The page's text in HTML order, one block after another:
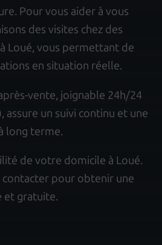
Pour vous aider à vous
des visites chez des
Loué, vous permettant de
en situation réelle.
vente, joignable 24h/24
assure un suivi continu et une
long terme.
de votre domicile à Loué.
contacter pour obtenir une
et gratuite.